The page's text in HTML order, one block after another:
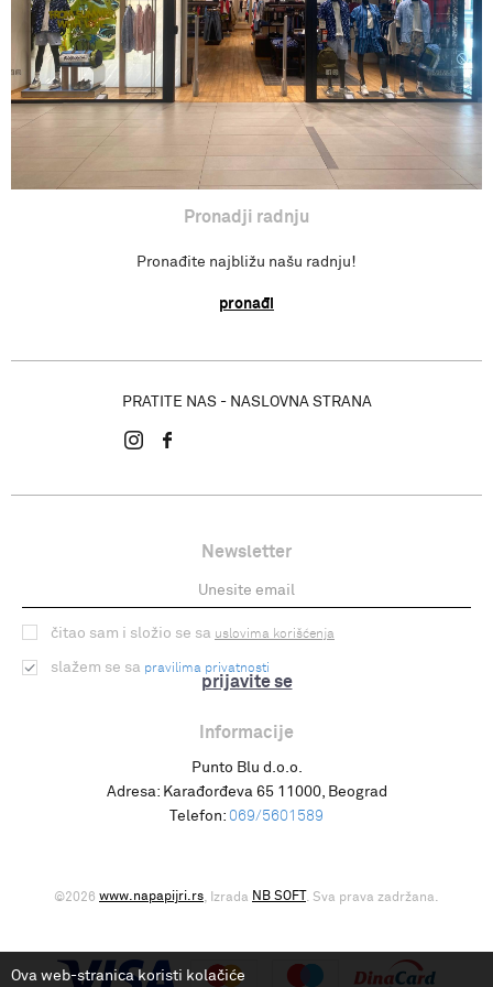
Pronadji radnju
Pronađite najbližu našu radnju!
pronađi
PRATITE NAS - NASLOVNA STRANA
Newsletter
prijavite se
čitao sam i složio se sa uslovima korišćenja
slažem se sa pravilima privatnosti
Informacije
Punto Blu d.o.o.
Adresa: Karađorđeva 65 11000, Beograd
Telefon: 069/5601589
©2026 www.napapijri.rs , Izrada NB SOFT . Sva prava zadržana.
Ova web-stranica koristi kolačiće